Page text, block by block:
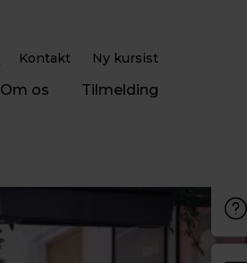
Kontakt Ny kursist
Om os Tilmelding